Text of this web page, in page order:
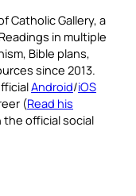
Catholic Gallery, a
in multiple
Bible plans,
since 2013.
Android/iOS
(Read his
official social